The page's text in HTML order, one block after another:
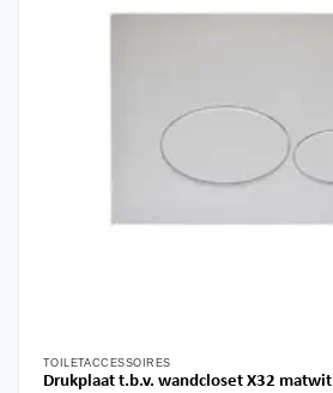
TOILETACCESSOIRES
Drukplaat t.b.v. wandcloset X32 matwit